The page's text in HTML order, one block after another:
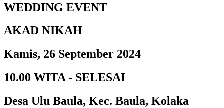
WEDDING EVENT
AKAD NIKAH
Kamis, 26 September 2024
10.00 WITA - SELESAI
Desa Ulu Baula, Kec. Baula, Kolaka